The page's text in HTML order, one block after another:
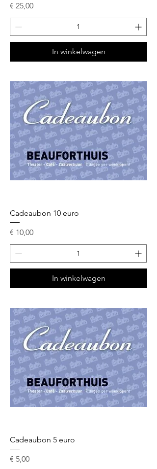
Prijs
€ 25,00
In winkelwagen
Cadeaubon 10 euro
Prijs
€ 10,00
In winkelwagen
Cadeaubon 5 euro
Prijs
€ 5,00